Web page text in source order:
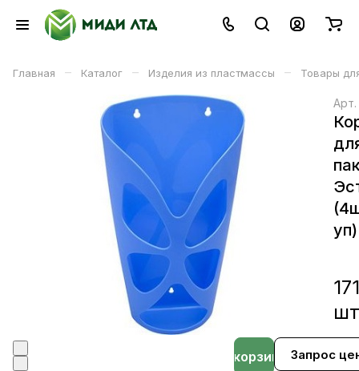
Главная – Каталог – Изделия из пластмассы – Товары
Арт.
уп)
шт
Запрос
В корзине